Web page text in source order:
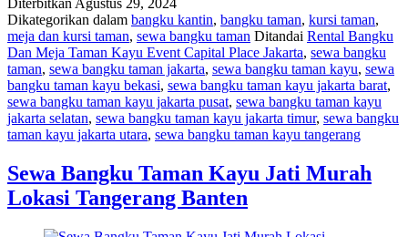
Diterbitkan Agustus 29, 2024
Dikategorikan dalam bangku kantin, bangku taman, kursi taman,
meja dan kursi taman, sewa bangku taman Ditandai Rental Bangku
Dan Meja Taman Kayu Event Capital Place Jakarta, sewa bangku
taman, sewa bangku taman jakarta, sewa bangku taman kayu, sewa
bangku taman kayu bekasi, sewa bangku taman kayu jakarta barat,
sewa bangku taman kayu jakarta pusat, sewa bangku taman kayu
jakarta selatan, sewa bangku taman kayu jakarta timur, sewa bangku
taman kayu jakarta utara, sewa bangku taman kayu tangerang
Sewa Bangku Taman Kayu Jati Murah
Lokasi Tangerang Banten